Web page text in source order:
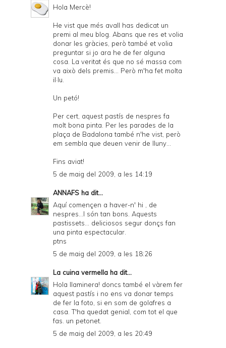
Hola Mercè!
He vist que més avall has dedicat un
premi al meu blog. Abans que res et volia
donar les gràcies, però també et volia
preguntar si jo ara he de fer alguna
cosa. La veritat és que no sé massa com
va això dels premis... Però m'ha fet molta
il·lu.
Un petó!
Per cert, aquest pastís de nespres fa
molt bona pinta. Per les parades de la
plaça de Badalona també n'he vist, però
em sembla que deuen venir de lluny...
Fins aviat!
5 de maig del 2009, a les 14:19
ANNAFS ha dit...
Aquí començen a haver-n' hi , de
nespres...I són tan bons. Aquests
pastissets... deliciosos segur donçs fan
una pinta espectacular.
ptns
5 de maig del 2009, a les 18:26
La cuina vermella ha dit...
Hola llaminera! doncs també el vàrem fer
aquest pastís i no ens va donar temps
de fer la foto, si en som de golafres a
casa. T'ha quedat genial, com tot el que
fas. un petonet.
5 de maig del 2009, a les 20:49